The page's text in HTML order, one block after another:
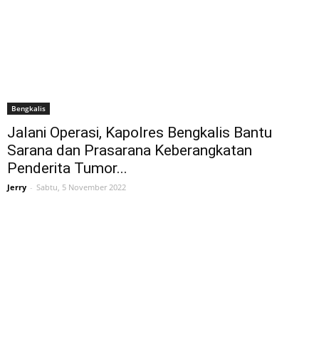
Bengkalis
Jalani Operasi, Kapolres Bengkalis Bantu
Sarana dan Prasarana Keberangkatan
Penderita Tumor...
Jerry - Sabtu, 5 November 2022